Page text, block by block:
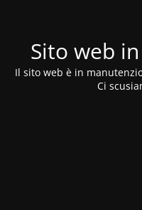
Sito web
Il sito web è in
Ci